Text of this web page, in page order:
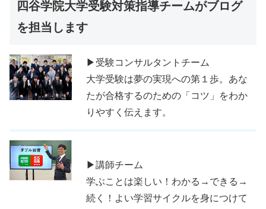
四谷学院大学受験対策指導チームがブログ
を担当します
▶受験コンサルタントチーム
大学受験は夢の実現への第１歩。あな
たが合格するのための「コツ」をわか
りやすく伝えます。
▶講師チーム
学ぶことは楽しい！わかる→できる→
続く！よい学習サイクルを身につけて